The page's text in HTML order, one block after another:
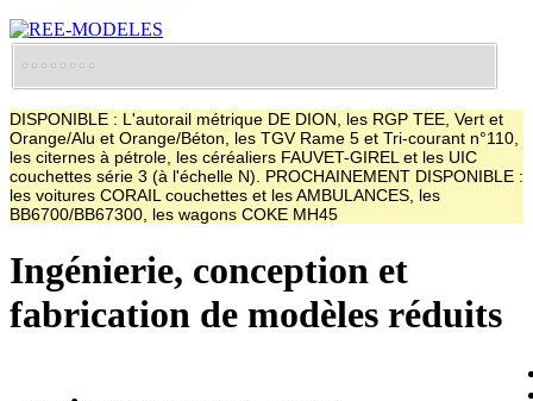
DISPONIBLE : L'autorail métrique DE DION, les RGP TEE, Vert et
Orange/Alu et Orange/Béton, les TGV Rame 5 et Tri-courant n°110,
les citernes à pétrole, les céréaliers FAUVET-GIREL et les UIC
couchettes série 3 (à l'échelle N). PROCHAINEMENT DISPONIBLE :
les voitures CORAIL couchettes et les AMBULANCES, les
BB6700/BB67300, les wagons COKE MH45
Ingénierie, conception et
fabrication de modèles réduits